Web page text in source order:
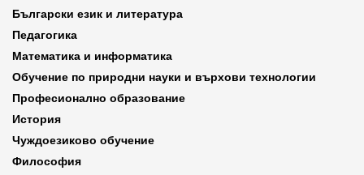
Български език и литература
Педагогика
Математика и информатика
Обучение по природни науки и върхови технологии
Професионално образование
История
Чуждоезиково обучение
Философия